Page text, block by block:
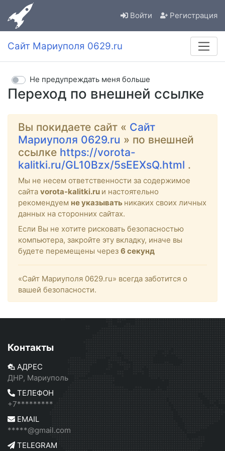
Войти Регистрация
Сайт Мариуполя 0629.ru
Переход по внешней ссылке
Не предупреждать меня больше
Вы покидаете сайт « Сайт
Мариуполя 0629.ru » по внешней
ссылке https://vorota-
kalitki.ru/GL10Bzx/5sEEXsQ.html .
Мы не несем ответственности за содержимое
сайта vorota-kalitki.ru и настоятельно
рекомендуем не указывать никаких своих личных
данных на сторонних сайтах.
Если Вы не хотите рисковать безопасностью
компьютера, закройте эту вкладку, иначе вы
будете перемещены через 6 секунд
«Сайт Мариуполя 0629.ru» всегда заботится о
вашей безопасности.
Контакты
АДРЕС
ДНР, Мариуполь
ТЕЛЕФОН
+7*********
EMAIL
*****@gmail.com
TELEGRAM